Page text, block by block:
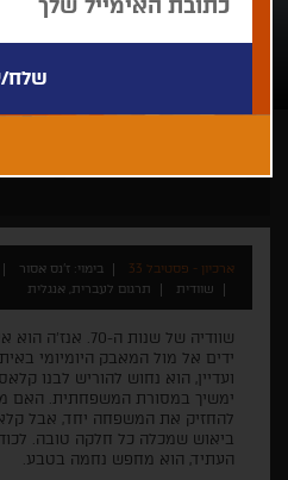
ארכיון - פסטיבל 33 בימוי: ז'נס אסור
שוודית
תרגום לעברית, אנגלית
שוודיה של שנות
ידים אל מול המאבק היומיומי
ועדיין, הוא נחוש להוריש לבנו
ימשיך במסורת המשפחתית. האם
להחזיק את המשפחה יחד, אבל
ביאוש שמכלה כל חלקה טובה.
העתיד, הוא מחפש נחמה בטבע.